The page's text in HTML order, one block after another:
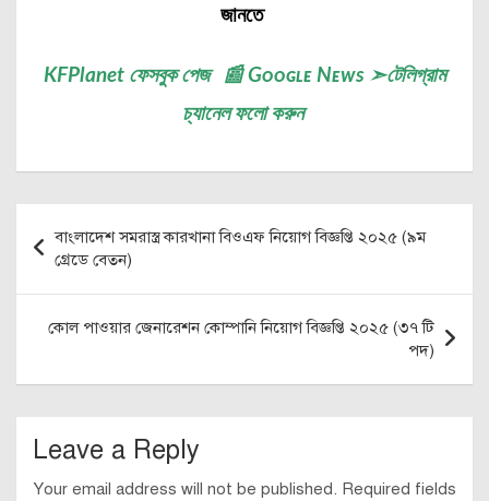
জানতে
KFPlanet ফেসবুক পেজ📰Gᴏᴏɢʟᴇ Nᴇᴡs➣টেলিগ্রাম
চ্যানেলফলো করুন
navigation
বাংলাদেশ সমরাস্ত্র কারখানা বিওএফ নিয়োগ বিজ্ঞপ্তি ২০২৫ (৯ম
গ্রেডে বেতন)
কোল পাওয়ার জেনারেশন কোম্পানি নিয়োগ বিজ্ঞপ্তি ২০২৫ (৩৭ টি
পদ)
Leave a Reply
Your email address will not be published. Required fields